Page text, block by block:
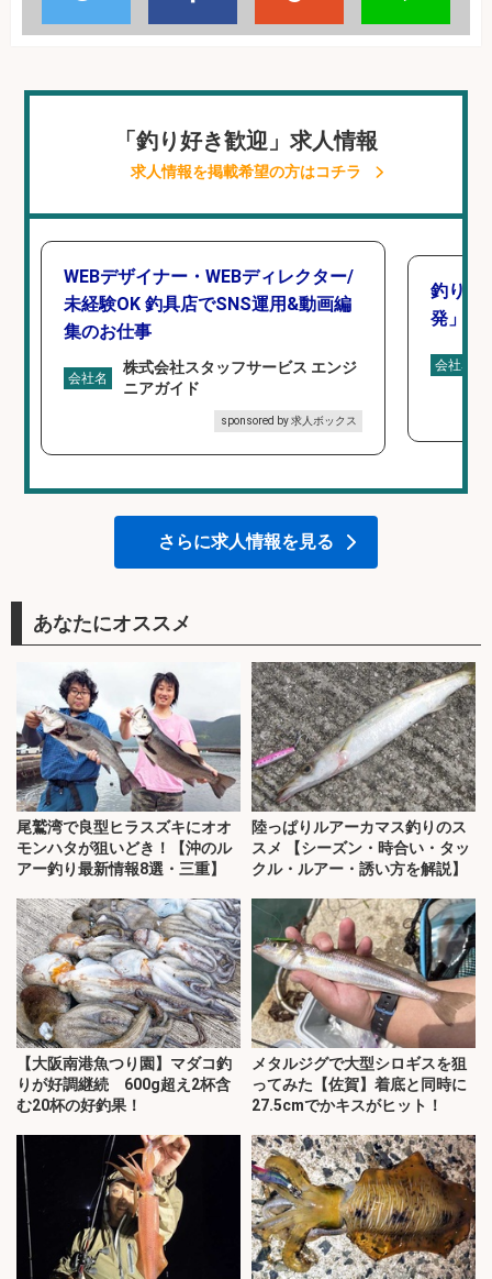
「釣り好き歓迎」求人情報
求人情報を掲載希望の方はコチラ
WEBデザイナー・WEBディレクター/
未経験OK 釣具店でSNS運用&動画編
集のお仕事
会社名
株式会社スタッフサービス エンジ
ニアガイド
sponsored by 求人ボックス
釣り好
発」/
会社名
さらに求人情報を見る
あなたにオススメ
尾鷲湾で良型ヒラスズキにオオ
モンハタが狙いどき！【沖のル
アー釣り最新情報8選・三重】
陸っぱりルアーカマス釣りのス
スメ 【シーズン・時合い・タッ
クル・ルアー・誘い方を解説】
【大阪南港魚つり園】マダコ釣
りが好調継続 600g超え2杯含
む20杯の好釣果！
メタルジグで大型シロギスを狙
ってみた【佐賀】着底と同時に
27.5cmでかキスがヒット！